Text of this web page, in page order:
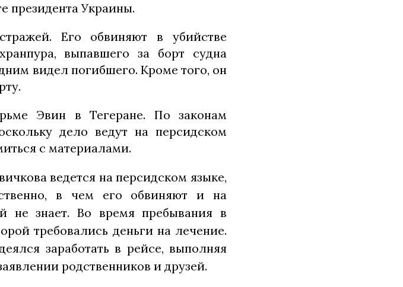
президента Украины.
Его обвиняют в убийстве
выпавшего за борт судна
видел погибшего. Кроме того, он
Эвин в Тегеране. По законам
дело ведут на персидском
с материалами.
ведется на персидском языке,
в чем его обвиняют и на
не знает. Во время пребывания в
требовались деньги на лечение.
заработать в рейсе, выполняя
родственников и друзей.